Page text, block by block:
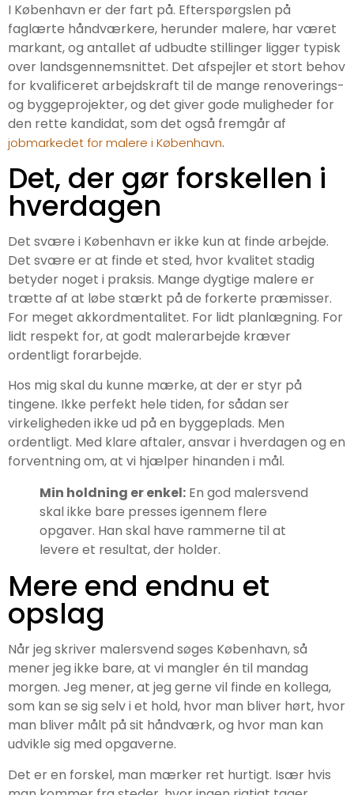
I København er der fart på. Efterspørgslen på
faglærte håndværkere, herunder malere, har været
markant, og antallet af udbudte stillinger ligger typisk
over landsgennemsnittet. Det afspejler et stort behov
for kvalificeret arbejdskraft til de mange renoverings-
og byggeprojekter, og det giver gode muligheder for
den rette kandidat, som det også fremgår af
jobmarkedet for malere i København.
Det, der gør forskellen i
hverdagen
Det svære i København er ikke kun at finde arbejde.
Det svære er at finde et sted, hvor kvalitet stadig
betyder noget i praksis. Mange dygtige malere er
trætte af at løbe stærkt på de forkerte præmisser.
For meget akkordmentalitet. For lidt planlægning. For
lidt respekt for, at godt malerarbejde kræver
ordentligt forarbejde.
Hos mig skal du kunne mærke, at der er styr på
tingene. Ikke perfekt hele tiden, for sådan ser
virkeligheden ikke ud på en byggeplads. Men
ordentligt. Med klare aftaler, ansvar i hverdagen og en
forventning om, at vi hjælper hinanden i mål.
Min holdning er enkel: En god malersvend
skal ikke bare presses igennem flere
opgaver. Han skal have rammerne til at
levere et resultat, der holder.
Mere end endnu et
opslag
Når jeg skriver malersvend søges København, så
mener jeg ikke bare, at vi mangler én til mandag
morgen. Jeg mener, at jeg gerne vil finde en kollega,
som kan se sig selv i et hold, hvor man bliver hørt, hvor
man bliver målt på sit håndværk, og hvor man kan
udvikle sig med opgaverne.
Det er en forskel, man mærker ret hurtigt. Især hvis